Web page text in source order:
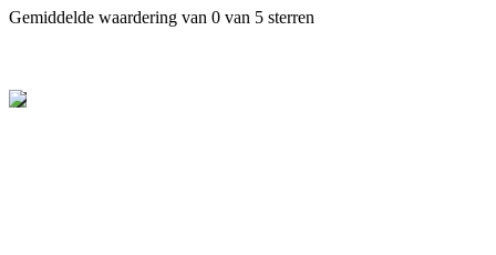
Gemiddelde waardering van 0 van 5 sterren